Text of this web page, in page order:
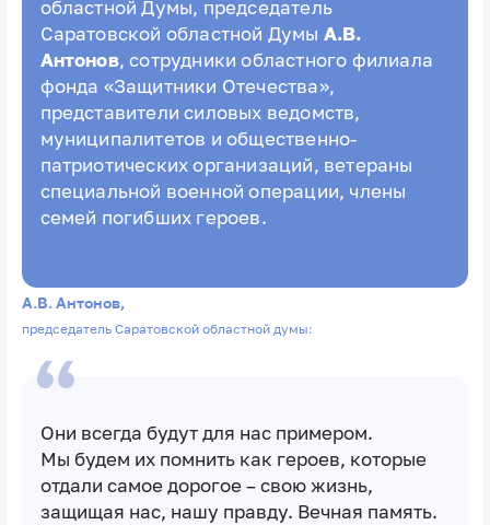
областной Думы, председатель
Саратовской областной Думы А.В.
Антонов, сотрудники областного филиала
фонда «Защитники Отечества»,
представители силовых ведомств,
муниципалитетов и общественно-
патриотических организаций, ветераны
специальной военной операции, члены
семей погибших героев.
А.В. Антонов,
председатель Саратовской областной думы:
Они всегда будут для нас примером.
Мы будем их помнить как героев, которые
отдали самое дорогое – свою жизнь,
защищая нас, нашу правду. Вечная память.